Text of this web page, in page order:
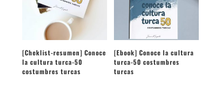
[Cheklist-resumen] Conoce
la cultura turca-50
costumbres turcas
[Ebook] Conoce la cultura
turca-50 costumbres
turcas